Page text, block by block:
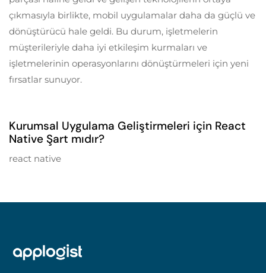
çıkmasıyla birlikte, mobil uygulamalar daha da güçlü ve
dönüştürücü hale geldi. Bu durum, işletmelerin
müşterileriyle daha iyi etkileşim kurmaları ve
işletmelerinin operasyonlarını dönüştürmeleri için yeni
fırsatlar sunuyor.
Kurumsal Uygulama Geliştirmeleri için React
Native Şart mıdır?
react native